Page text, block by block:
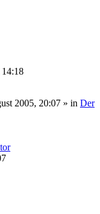
2005, 20:07 » in Der